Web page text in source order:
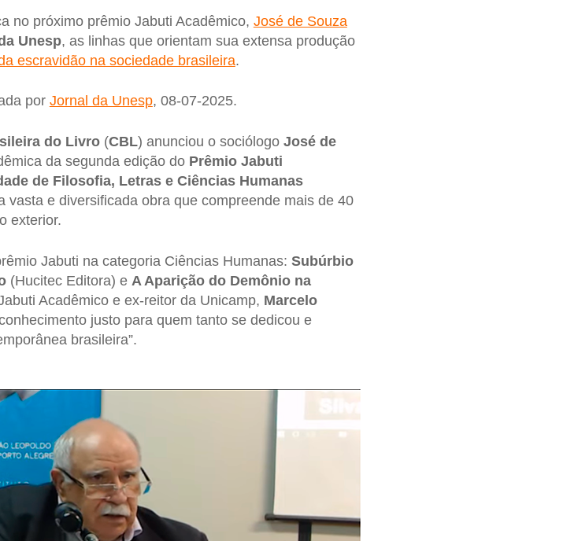
no próximo prêmio Jabuti Acadêmico, José de Souza
Unesp, as linhas que orientam sua extensa produção
escravidão na sociedade brasileira.
por Jornal da Unesp, 08-07-2025.
do Livro(CBL) anunciou o sociólogo José de
da segunda edição do Prêmio Jabuti
de Filosofia, Letras e Ciências Humanas
vasta e diversificada obra que compreende mais de 40
exterior.
Jabuti na categoria Ciências Humanas: Subúrbio
(Hucitec Editora) e A Aparição do Demônio na
Acadêmico e ex-reitor da Unicamp, Marcelo
justo para quem tanto se dedicou e
brasileira”.